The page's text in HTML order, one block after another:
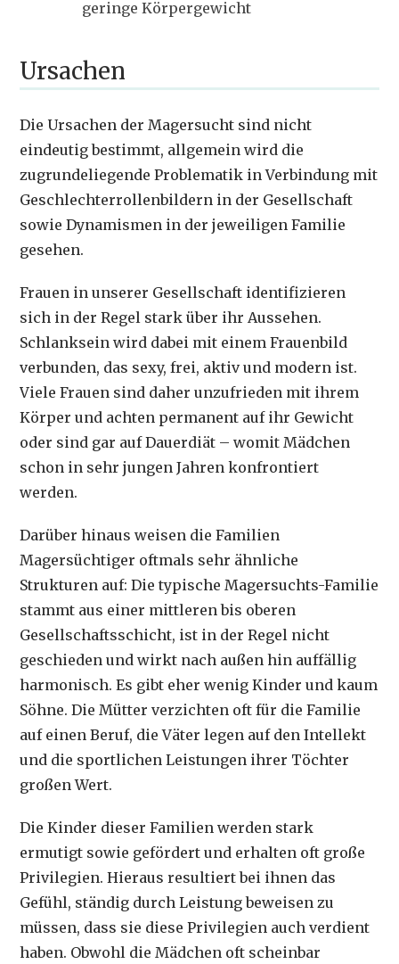
geringe Körpergewicht
Ursachen
Die Ursachen der Magersucht sind nicht
eindeutig bestimmt, allgemein wird die
zugrundeliegende Problematik in Verbindung mit
Geschlechterrollenbildern in der Gesellschaft
sowie Dynamismen in der jeweiligen Familie
gesehen.
Frauen in unserer Gesellschaft identifizieren
sich in der Regel stark über ihr Aussehen.
Schlanksein wird dabei mit einem Frauenbild
verbunden, das sexy, frei, aktiv und modern ist.
Viele Frauen sind daher unzufrieden mit ihrem
Körper und achten permanent auf ihr Gewicht
oder sind gar auf Dauerdiät – womit Mädchen
schon in sehr jungen Jahren konfrontiert
werden.
Darüber hinaus weisen die Familien
Magersüchtiger oftmals sehr ähnliche
Strukturen auf: Die typische Magersuchts-Familie
stammt aus einer mittleren bis oberen
Gesellschaftsschicht, ist in der Regel nicht
geschieden und wirkt nach außen hin auffällig
harmonisch. Es gibt eher wenig Kinder und kaum
Söhne. Die Mütter verzichten oft für die Familie
auf einen Beruf, die Väter legen auf den Intellekt
und die sportlichen Leistungen ihrer Töchter
großen Wert.
Die Kinder dieser Familien werden stark
ermutigt sowie gefördert und erhalten oft große
Privilegien. Hieraus resultiert bei ihnen das
Gefühl, ständig durch Leistung beweisen zu
müssen, dass sie diese Privilegien auch verdient
haben. Obwohl die Mädchen oft scheinbar